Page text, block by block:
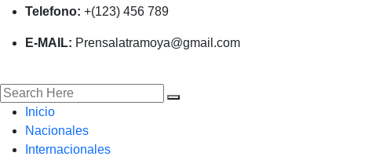
Telefono: +(123) 456 789
E-MAIL: Prensalatramoya@gmail.com
Inicio
Nacionales
Internacionales